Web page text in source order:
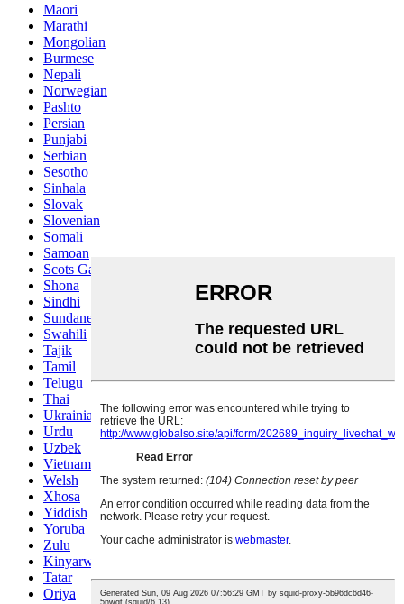
Maori
Marathi
Mongolian
Burmese
Nepali
Norwegian
Pashto
Persian
Punjabi
Serbian
Sesotho
Sinhala
Slovak
Slovenian
Somali
Samoan
Scots Gaelic
Shona
Sindhi
Sundanese
Swahili
Tajik
Tamil
Telugu
Thai
Ukrainian
Urdu
Uzbek
Vietnamese
Welsh
Xhosa
Yiddish
Yoruba
Zulu
Kinyarwanda
Tatar
Oriya